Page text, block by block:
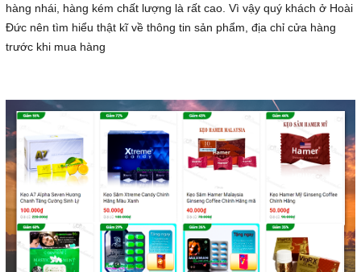
hàng nhái, hàng kém chất lượng là rất cao. Vì vậy quý khách ở Hoài
Đức nên tìm hiểu thật kĩ về thông tin sản phẩm, địa chỉ cửa hàng
trước khi mua hàng